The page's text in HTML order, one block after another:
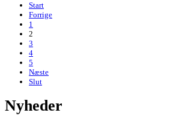
Start
Forrige
1
2
3
4
5
Næste
Slut
Nyheder